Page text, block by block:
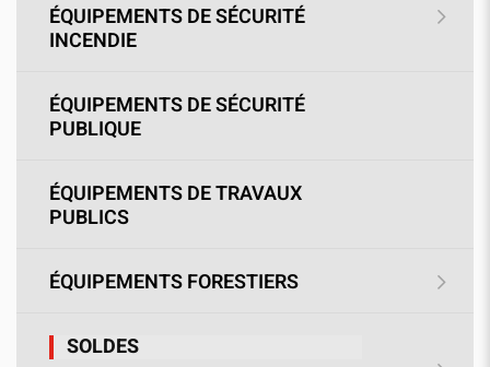
ÉQUIPEMENTS DE SÉCURITÉ
INCENDIE
ÉQUIPEMENTS DE SÉCURITÉ
PUBLIQUE
ÉQUIPEMENTS DE TRAVAUX
PUBLICS
ÉQUIPEMENTS FORESTIERS
SOLDES